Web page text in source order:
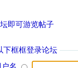
即可游览帖子
下框框登录论坛
户名